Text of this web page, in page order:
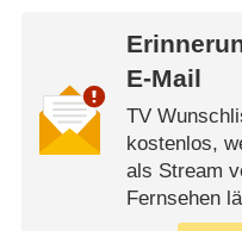
E-Mail
TV
kostenlos,
als Stream
Fernsehen